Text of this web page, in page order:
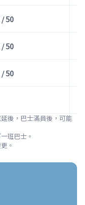
50
50
50
後，巴士滿員後，可能
班巴士。
。